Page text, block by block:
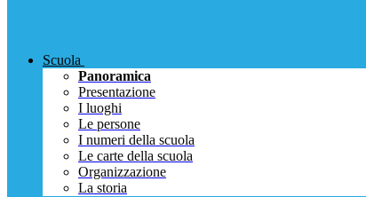
Scuola
Panoramica
Presentazione
I luoghi
Le persone
I numeri della scuola
Le carte della scuola
Organizzazione
La storia